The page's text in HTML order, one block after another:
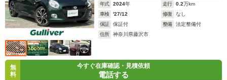
年式 2024年 走行 0.2万km
車検
'27/12 修復
なし
保証
保証付 整備
法定整備付
住所
神奈川県藤沢市
無
料
今すぐ在庫確認・見積依頼
電話する